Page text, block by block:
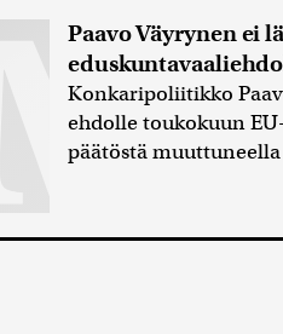
Paavo Väyrynen ei
Konkaripoliitikko
ehdolle toukokuun
päätöstä